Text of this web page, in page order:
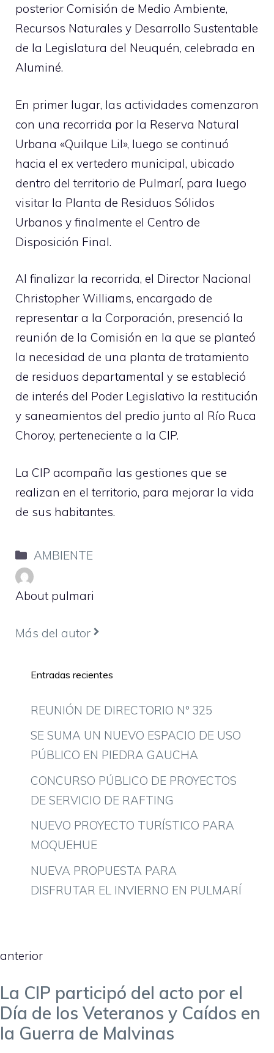
posterior Comisión de Medio Ambiente,
Recursos Naturales y Desarrollo Sustentable
de la Legislatura del Neuquén, celebrada en
Aluminé.
En primer lugar, las actividades comenzaron
con una recorrida por la Reserva Natural
Urbana «Quilque Lil», luego se continuó
hacia el ex vertedero municipal, ubicado
dentro del territorio de Pulmarí, para luego
visitar la Planta de Residuos Sólidos
Urbanos y finalmente el Centro de
Disposición Final.
Al finalizar la recorrida, el Director Nacional
Christopher Williams, encargado de
representar a la Corporación, presenció la
reunión de la Comisión en la que se planteó
la necesidad de una planta de tratamiento
de residuos departamental y se estableció
de interés del Poder Legislativo la restitución
y saneamientos del predio junto al Río Ruca
Choroy, perteneciente a la CIP.
La CIP acompaña las gestiones que se
realizan en el territorio, para mejorar la vida
de sus habitantes.
Categorías
AMBIENTE
About pulmari
Más del autor
Entradas recientes
REUNIÓN DE DIRECTORIO Nº 325
SE SUMA UN NUEVO ESPACIO DE USO
PÚBLICO EN PIEDRA GAUCHA
CONCURSO PÚBLICO DE PROYECTOS
DE SERVICIO DE RAFTING
NUEVO PROYECTO TURÍSTICO PARA
MOQUEHUE
NUEVA PROPUESTA PARA
DISFRUTAR EL INVIERNO EN PULMARÍ
anterior
La CIP participó del acto por el
Día de los Veteranos y Caídos en
la Guerra de Malvinas